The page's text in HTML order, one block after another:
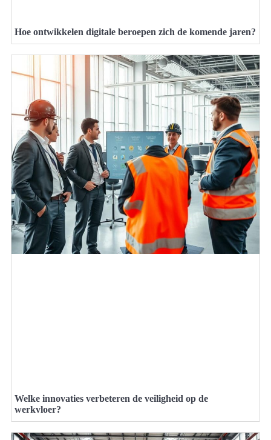
Hoe ontwikkelen digitale beroepen zich de komende jaren?
Welke innovaties verbeteren de veiligheid op de
werkvloer?